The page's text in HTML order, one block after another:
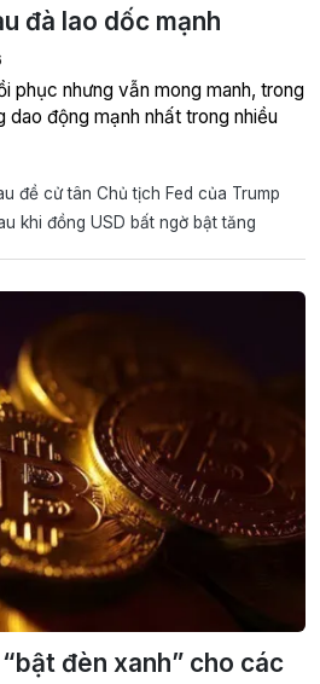
đà lao dốc mạnh
phục nhưng vẫn mong manh, trong
dao động mạnh nhất trong nhiều
đề cử tân Chủ tịch Fed của Trump
khi đồng USD bất ngờ bật tăng
đèn xanh” cho các